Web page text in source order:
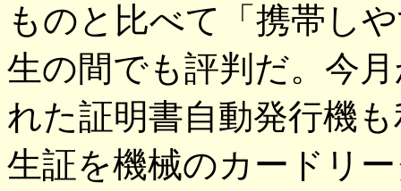
ものと比べて「携帯し
生の間でも評判だ。今
れた証明書自動発行機
生証を機械のカードリ